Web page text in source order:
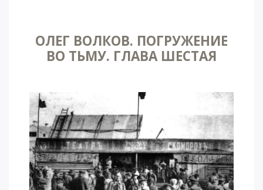
ОЛЕГ ВОЛКОВ. ПОГРУЖЕНИЕ
ВО ТЬМУ. ГЛАВА ШЕСТАЯ